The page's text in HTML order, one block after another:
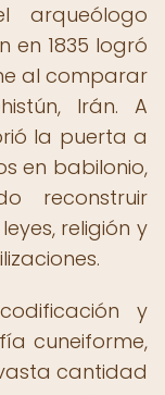
arqueólogo
en 1835 logró
al comparar
Irán. A
la puerta a
en babilonio,
reconstruir
religión y
y
cuneiforme,
cantidad